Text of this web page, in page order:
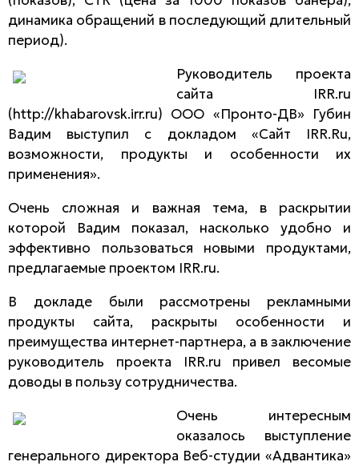
динамика обращений в последующий длительный
период).
Руководитель проекта
сайта IRR.ru
(http://khabarovsk.irr.ru) ООО «Пронто-ДВ» Губин
Вадим выступил с докладом «Сайт IRR.Ru,
возможности, продукты и особенности их
применения».
Очень сложная и важная тема, в раскрытии
которой Вадим показал, насколько удобно и
эффективно пользоваться новыми продуктами,
предлагаемые проектом IRR.ru.
В докладе были рассмотрены рекламными
продукты сайта, раскрыты особенности и
преимущества интернет-партнера, а в заключение
руководитель проекта IRR.ru привел весомые
доводы в пользу сотрудничества.
Очень интересным
оказалось выступление
генерального директора Веб-студии «Адвантика»